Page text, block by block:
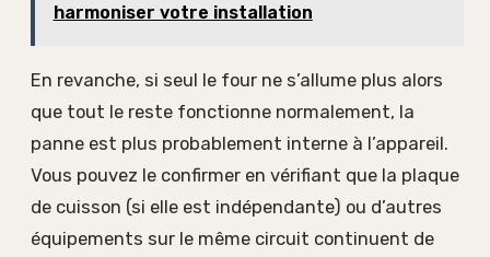
harmoniser votre installation
En revanche, si seul le four ne s’allume plus alors
que tout le reste fonctionne normalement, la
panne est plus probablement interne à l’appareil.
Vous pouvez le confirmer en vérifiant que la plaque
de cuisson (si elle est indépendante) ou d’autres
équipements sur le même circuit continuent de